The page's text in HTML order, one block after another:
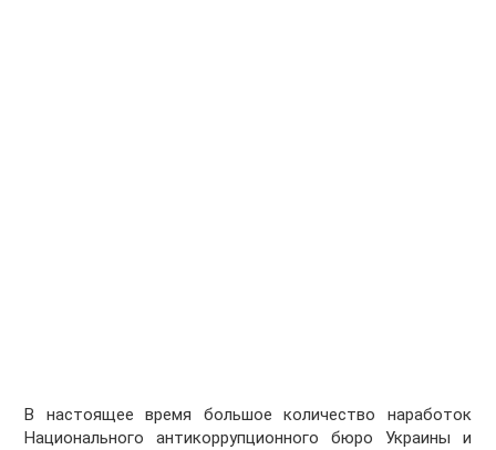
В настоящее время большое количество наработок
Национального антикоррупционного бюро Украины и